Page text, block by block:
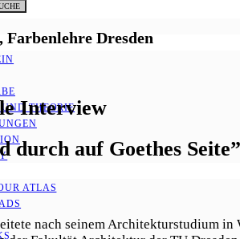
THEORIE
ATLAS
Dresden
Interview
durch auf Goethes Seite”
nach seinem Architekturstudium